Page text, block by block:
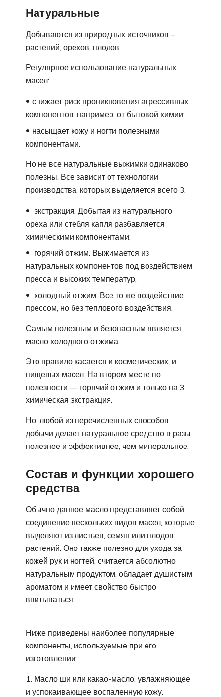
Натуральные
Добываются из природных источников –
растений, орехов, плодов.
Регулярное использование натуральных
масел:
снижает риск проникновения агрессивных
компонентов, например, от бытовой химии;
насыщает кожу и ногти полезными
компонентами.
Но не все натуральные выжимки одинаково
полезны. Все зависит от технологии
производства, которых выделяется всего 3:
экстракция. Добытая из натурального
ореха или стебля капля разбавляется
химическими компонентами;
горячий отжим. Выжимается из
натуральных компонентов под воздействием
пресса и высоких температур;
холодный отжим. Все то же воздействие
прессом, но без теплового воздействия.
Самым полезным и безопасным является
масло холодного отжима.
Это правило касается и косметических, и
пищевых масел. На втором месте по
полезности — горячий отжим и только на 3
химическая экстракция.
Но, любой из перечисленных способов
добычи делает натуральное средство в разы
полезнее и эффективнее, чем минеральное.
Состав и функции хорошего
средства
Обычно данное масло представляет собой
соединение нескольких видов масел, которые
выделяют из листьев, семян или плодов
растений. Оно также полезно для ухода за
кожей рук и ногтей, считается абсолютно
натуральным продуктом, обладает душистым
ароматом и имеет свойство быстро
впитываться.
Ниже приведены наиболее популярные
компоненты, используемые при его
изготовлении:
Масло ши или какао-масло, увлажняющее
и успокаивающее воспаленную кожу.